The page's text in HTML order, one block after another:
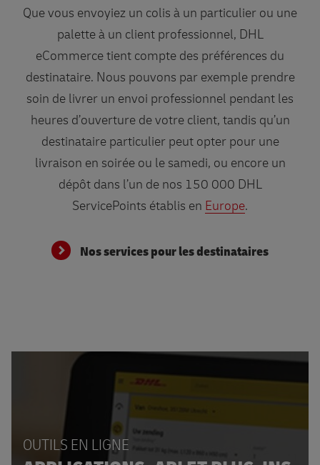
Que vous envoyiez un colis à un particulier ou une
palette à un client professionnel, DHL
eCommerce tient compte des préférences du
destinataire. Nous pouvons par exemple prendre
soin de livrer un envoi professionnel pendant les
heures d’ouverture de votre client, tandis qu’un
destinataire particulier peut opter pour une
livraison en soirée ou le samedi, ou encore un
dépôt dans l’un de nos 150 000 DHL
ServicePoints établis en Europe.
Nos services pour les destinataires
OUTILS EN LIGNE